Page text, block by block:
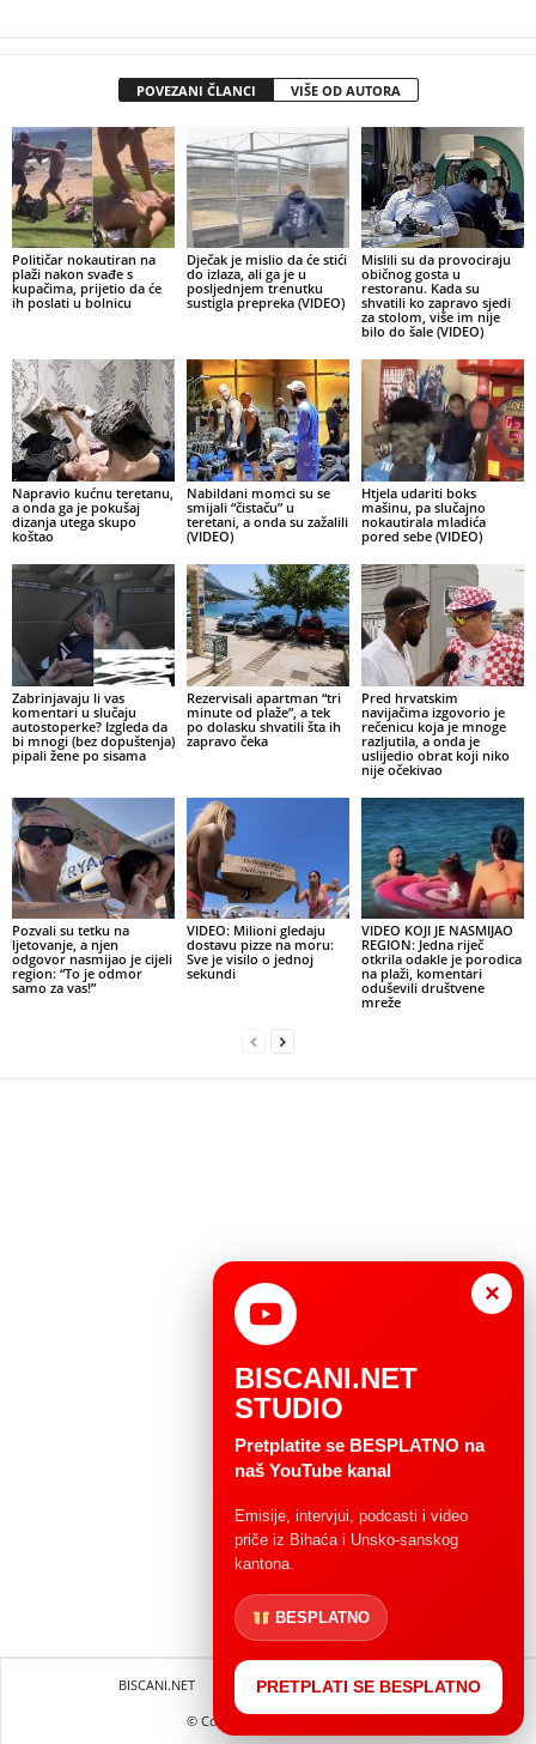
POVEZANI ČLANCI VIŠE OD AUTORA
Političar nokautiran na
plaži nakon svađe s
kupačima, prijetio da će
ih poslati u bolnicu
Dječak je mislio da će stići
do izlaza, ali ga je u
posljednjem trenutku
sustigla prepreka (VIDEO)
Mislili su da provociraju
običnog gosta u
restoranu. Kada su
shvatili ko zapravo sjedi
za stolom, više im nije
bilo do šale (VIDEO)
Napravio kućnu teretanu,
a onda ga je pokušaj
dizanja utega skupo
koštao
Nabildani momci su se
smijali “čistaču” u
teretani, a onda su zažalili
(VIDEO)
Htjela udariti boks
mašinu, pa slučajno
nokautirala mladića
pored sebe (VIDEO)
Zabrinjavaju li vas
komentari u slučaju
autostoperke? Izgleda da
bi mnogi (bez dopuštenja)
pipali žene po sisama
Rezervisali apartman “tri
minute od plaže”, a tek
po dolasku shvatili šta ih
zapravo čeka
Pred hrvatskim
navijačima izgovorio je
rečenicu koja je mnoge
razljutila, a onda je
uslijedio obrat koji niko
nije očekivao
Pozvali su tetku na
ljetovanje, a njen
odgovor nasmijao je cijeli
region: “To je odmor
samo za vas!”
VIDEO: Milioni gledaju
dostavu pizze na moru:
Sve je visilo o jednoj
sekundi
VIDEO KOJI JE NASMIJAO
REGION: Jedna riječ
otkrila odakle je porodica
na plaži, komentari
oduševili društvene
mreže
BISCANI.NET Impressum
Uvjeti korištenja
© Copryright 2004 - 2025.
×
BISCANI.NET
STUDIO
Pretplatite se BESPLATNO na
naš YouTube kanal
Emisije, intervjui, podcasti i video
priče iz Bihaća i Unsko-sanskog
kantona.
BESPLATNO
PRETPLATI SE BESPLATNO